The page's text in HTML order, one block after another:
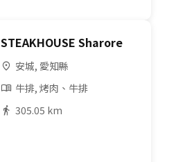
STEAKHOUSE Sharore
安城, 愛知縣
牛排, 烤肉、牛排
305.05 km